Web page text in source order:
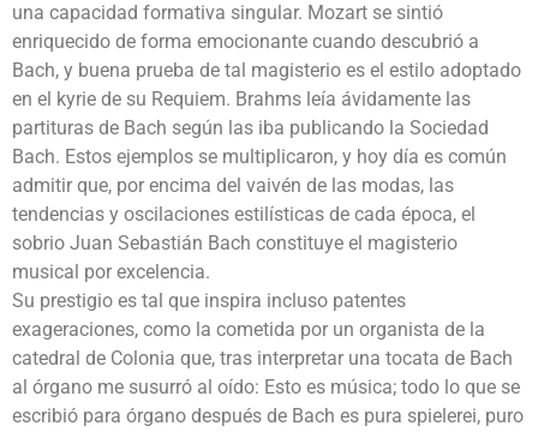
una capacidad formativa singular. Mozart se sintió
enriquecido de forma emocionante cuando descubrió a
Bach, y buena prueba de tal magisterio es el estilo adoptado
en el kyrie de su Requiem. Brahms leía ávidamente las
partituras de Bach según las iba publicando la Sociedad
Bach. Estos ejemplos se multiplicaron, y hoy día es común
admitir que, por encima del vaivén de las modas, las
tendencias y oscilaciones estilísticas de cada época, el
sobrio Juan Sebastián Bach constituye el magisterio
musical por excelencia.
Su prestigio es tal que inspira incluso patentes
exageraciones, como la cometida por un organista de la
catedral de Colonia que, tras interpretar una tocata de Bach
al órgano me susurró al oído: Esto es música; todo lo que se
escribió para órgano después de Bach es pura spielerei, puro